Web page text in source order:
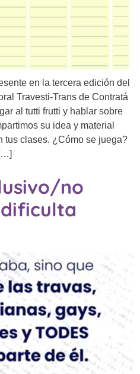
en la tercera edición del
Travesti-Trans de Contratá
al tutti frutti y hablar sobre
su idea y material
tus clases. ¿Cómo se juega?
no